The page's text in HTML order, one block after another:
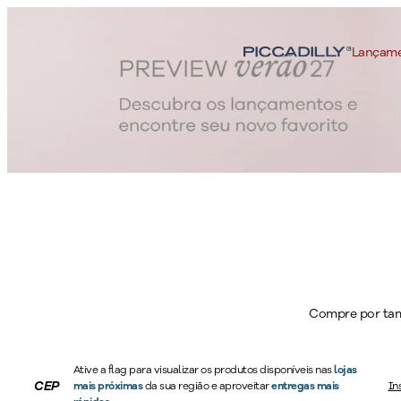
As
acompanhar
plataforma,
da
Compre por
CEP
Ative a flag para visualizar os produtos disponíveis naslojas
mais próximasda sua região e aproveitarentregas mais